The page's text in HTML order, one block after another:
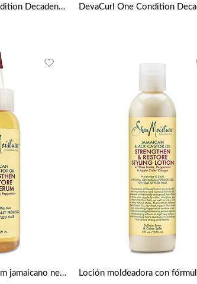
DevaCurl One Condition Decadence (acondicionador crema diario – para el pelo super rizado) 355ml / 12oz
SheaMoisture Serum jamaicano negro de ricino Fortalece, crece y restaura el cuero cabelludo, 2 onzas